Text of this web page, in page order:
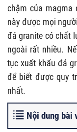
chậm của magma
này được mọi
đá granite có chất
ngoài rất nhiều.
tục xuất khẩu đá
để biết được quy
nhất.
Nội dung bài